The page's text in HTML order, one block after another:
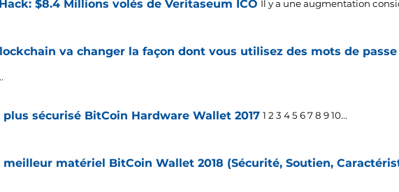
$8.4 Millions volés de Veritaseum ICO Il y a une augmentation
va changer la façon dont vous utilisez des mots de passe
.
sécurisé BitCoin Hardware Wallet 2017 1 2 3 4 5 6 7 8 9 10...
matériel BitCoin Wallet 2018 (Sécurité, Soutien,